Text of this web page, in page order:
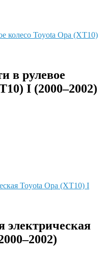
в рулевое
I (2000–2002)
электрическая